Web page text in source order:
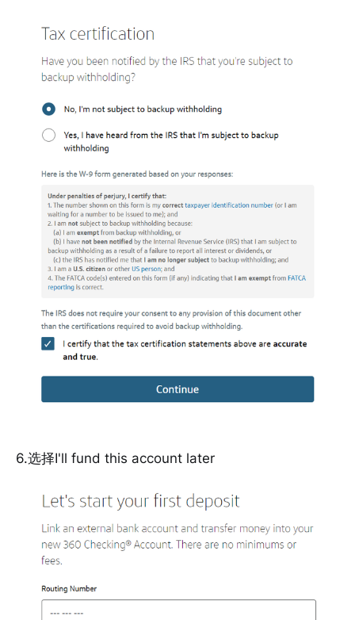
6.选择I'll fund this account later